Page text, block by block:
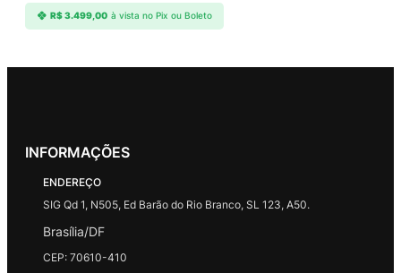
R$3.499,00 à vista no Pix ou Boleto
INFORMAÇÕES
ENDEREÇO
SIG Qd 1, N505, Ed Barão do Rio Branco, SL 123, A50.
Brasília/DF
CEP: 70610-410